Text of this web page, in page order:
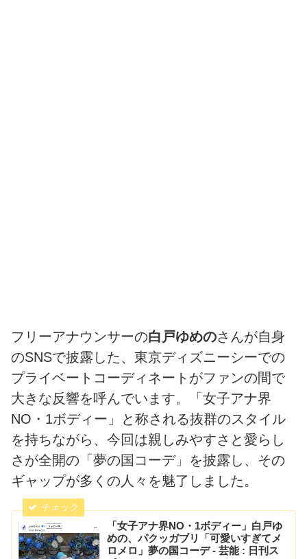
フリーアナウンサーの白戸ゆめのさんが自身
のSNSで披露した、東京ディズニーシーでの
プライベートコーディネートがファンの間で
大きな反響を呼んでいます。「女子アナ界
NO・1ボディー」と称される抜群のスタイル
を持ちながら、今回は親しみやすさと愛らし
さが全開の「夢の国コーデ」を披露し、その
ギャップが多くの人々を魅了しました。
「女子アナ界NO・1ボディー」白戸ゆ
めの、パクッガブリ「可愛いすぎてメ
ロメロ」夢の国コーデ - 芸能 : 日刊ス